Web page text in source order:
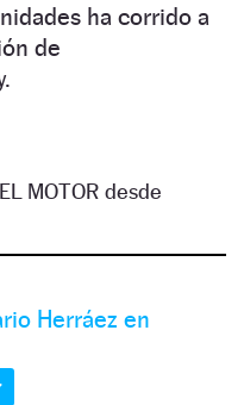
ha corrido a
de
MOTOR desde
Herráez en